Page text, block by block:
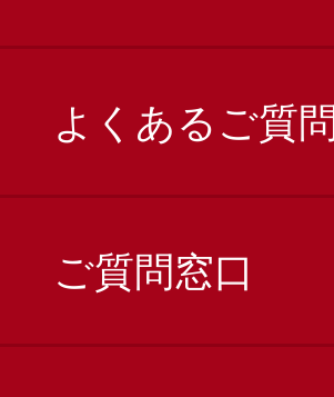
よくあるご質問
ご質問窓口